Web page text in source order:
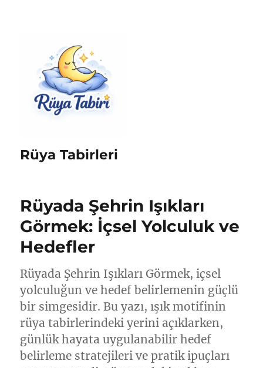
Rüya Tabirleri
Rüyada Şehrin Işıkları
Görmek: İçsel Yolculuk ve
Hedefler
Rüyada Şehrin Işıkları Görmek, içsel
yolculuğun ve hedef belirlemenin güçlü
bir simgesidir. Bu yazı, ışık motifinin
rüya tabirlerindeki yerini açıklarken,
günlük hayata uygulanabilir hedef
belirleme stratejileri ve pratik ipuçları